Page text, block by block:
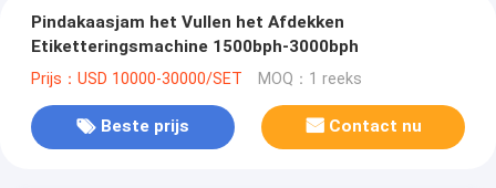
Pindakaasjam het Vullen het Afdekken
Etiketteringsmachine 1500bph-3000bph
Prijs：USD 10000-30000/SET MOQ：1 reeks
Beste prijs Contact nu